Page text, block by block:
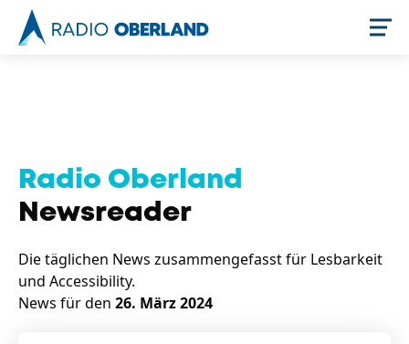
Newsreader
Radio Oberland
Newsreader
Die täglichen News zusammengefasst für Lesbarkeit
und Accessibility.
News für den 26. März 2024